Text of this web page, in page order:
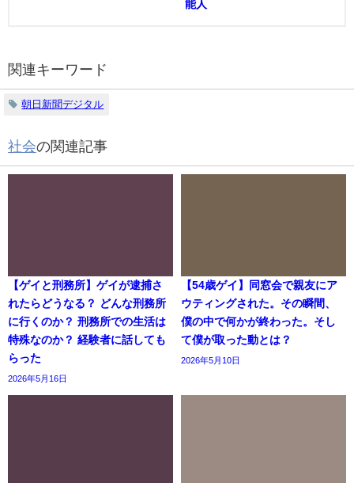
能人
関連キーワード
朝日新聞デジタル
社会の関連記事
【ゲイと刑務所】ゲイが逮捕さ
れたらどうなる？ どんな刑務所
に行くのか？ 刑務所での生活は
特殊なのか？ 経験者に話しても
らった
2026年5月16日
【54歳ゲイ】同窓会で親友にア
ウティングされた。その瞬間、
僕の中で何かが終わった。そし
て僕が取った動とは？
2026年5月10日